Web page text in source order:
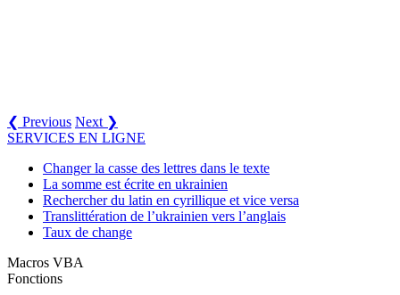
❮ Previous Next ❯
SERVICES EN LIGNE
Changer la casse des lettres dans le texte
La somme est écrite en ukrainien
Rechercher du latin en cyrillique et vice versa
Translittération de l’ukrainien vers l’anglais
Taux de change
Macros VBA
Fonctions